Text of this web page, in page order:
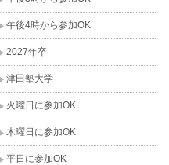
午後4時から参加OK
2027年卒
津田塾大学
火曜日に参加OK
木曜日に参加OK
平日に参加OK